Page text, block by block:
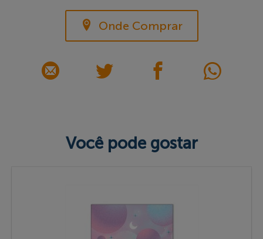
Onde Comprar
Você pode gostar